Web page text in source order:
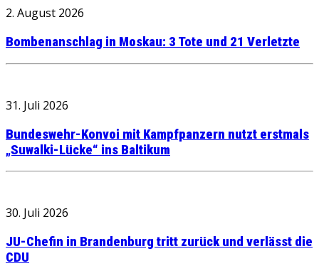
2. August 2026
Bombenanschlag in Moskau: 3 Tote und 21 Verletzte
31. Juli 2026
Bundeswehr-Konvoi mit Kampfpanzern nutzt erstmals
„Suwalki-Lücke“ ins Baltikum
30. Juli 2026
JU-Chefin in Brandenburg tritt zurück und verlässt die
CDU